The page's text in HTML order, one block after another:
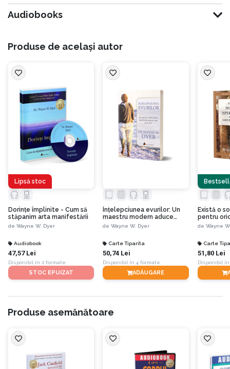
numele Său.
Citiți mai multe informații despre actorul Nae Alexandru
Audiobooks
Produse de același autor
Lipsă stoc
Dorinţe împlinite - Cum să
stăpanim arta manifestării
de Wayne W. Dyer
Audiobook
47,57 Lei
Disponibil în 2 formate
STOC EPUIZAT
Înțelepciunea evurilor: Un
maestru modern aduce
adevărurile eterne în viața
deWayne W. Dyer
Carte Tiparita
50,74 Lei
Disponibil în 4 formate
ADĂUGARE
Există o
pentru
Reînvață
de Wayne
Carte
51,80 Lei
Disponibil
Produse asemănătoare